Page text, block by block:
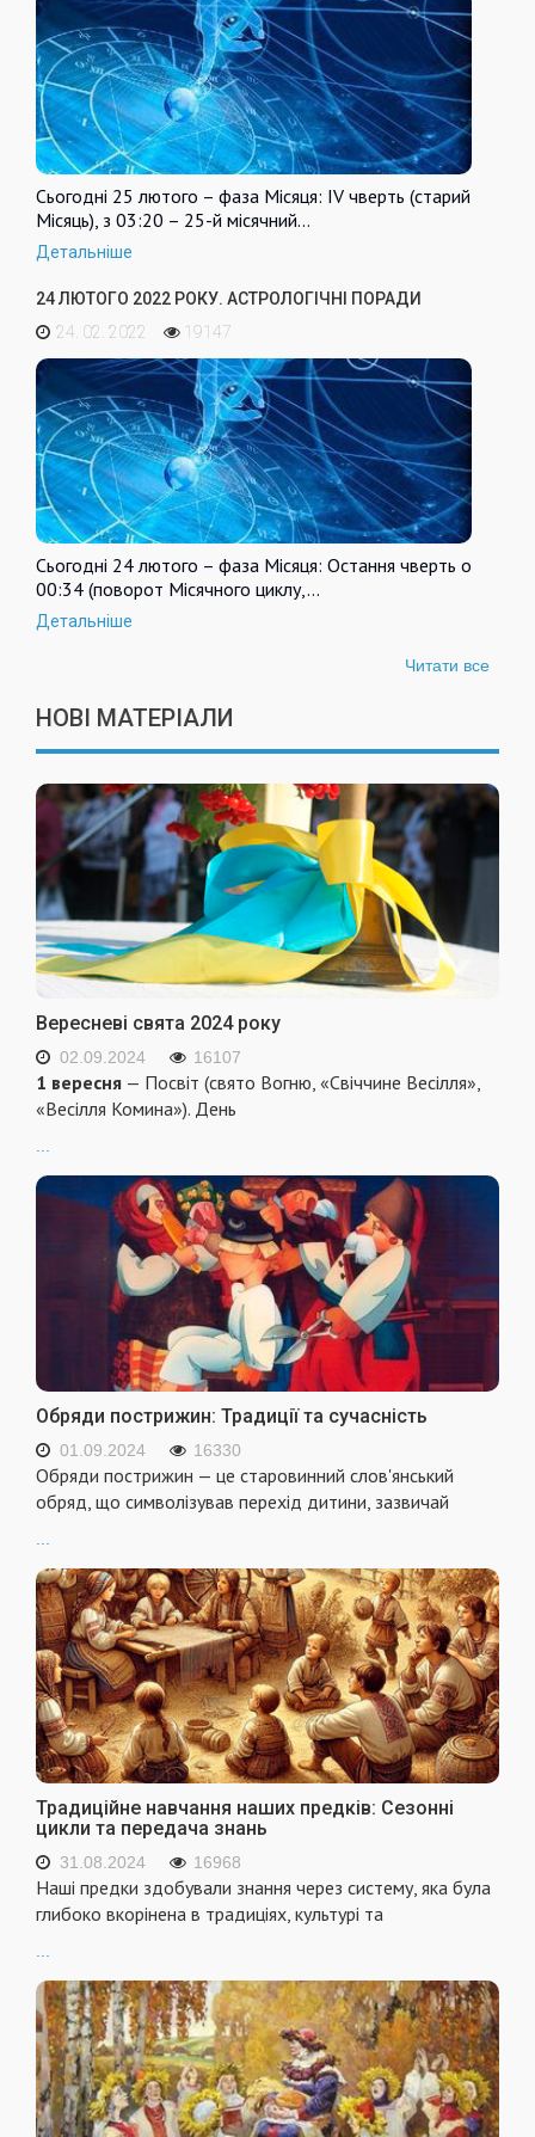
Сьогодні 25 лютого – фаза Місяця: IV чверть (старий
Місяць), з 03:20 – 25-й місячний…
Детальніше
24 ЛЮТОГО 2022 РОКУ. АСТРОЛОГІЧНІ ПОРАДИ
24. 02. 2022
19147
Сьогодні 24 лютого – фаза Місяця: Остання чверть о
00:34 (поворот Місячного циклу,…
Детальніше
Читати все
НОВІ МАТЕРІАЛИ
Вересневі свята 2024 року
02.09.2024 16107
1 вересня — Посвіт (свято Вогню, «Свіччине Весілля»,
«Весілля Комина»). День
...
Обряди пострижин: Традиції та сучасність
01.09.2024 16330
Обряди пострижин — це старовинний слов'янський
обряд, що символізував перехід дитини, зазвичай
Традиційне навчання наших предків: Сезонні
цикли та передача знань
31.08.2024 16968
Наші предки здобували знання через систему, яка була
глибоко вкорінена в традиціях, культурі та